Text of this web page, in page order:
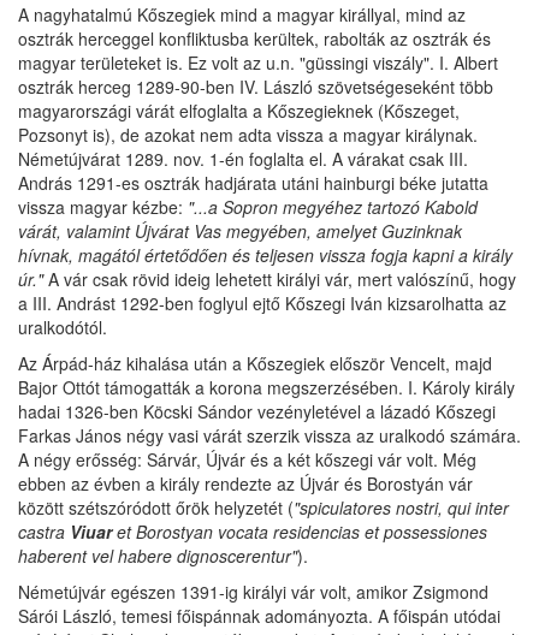
A nagyhatalmú Kőszegiek mind a magyar királlyal, mind az
osztrák herceggel konfliktusba kerültek, rabolták az osztrák és
magyar területeket is. Ez volt az u.n. "güssingi viszály". I. Albert
osztrák herceg 1289-90-ben IV. László szövetségeseként több
magyarországi várát elfoglalta a Kőszegieknek (Kőszeget,
Pozsonyt is), de azokat nem adta vissza a magyar királynak.
Németújvárat 1289. nov. 1-én foglalta el. A várakat csak III.
András 1291-es osztrák hadjárata utáni hainburgi béke jutatta
vissza magyar kézbe: "...a Sopron megyéhez tartozó Kabold
várát, valamint Újvárat Vas megyében, amelyet Guzinknak
hívnak, magától értetődően és teljesen vissza fogja kapni a király
úr."A vár csak rövid ideig lehetett királyi vár, mert valószínű, hogy
a III. Andrást 1292-ben foglyul ejtő Kőszegi Iván kizsarolhatta az
uralkodótól.
Az Árpád-ház kihalása után a Kőszegiek először Vencelt, majd
Bajor Ottót támogatták a korona megszerzésében. I. Károly király
hadai 1326-ben Köcski Sándor vezényletével a lázadó Kőszegi
Farkas János négy vasi várát szerzik vissza az uralkodó számára.
A négy erősség: Sárvár, Újvár és a két kőszegi vár volt. Még
ebben az évben a király rendezte az Újvár és Borostyán vár
között szétszóródott őrök helyzetét ("spiculatores nostri, qui inter
castra Viuaret Borostyan vocata residencias et possessiones
haberent vel habere dignoscerentur").
Németújvár egészen 1391-ig királyi vár volt, amikor Zsigmond
Sárói László, temesi főispánnak adományozta. A főispán utódai